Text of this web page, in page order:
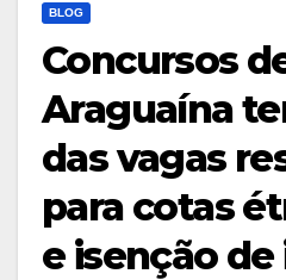
BLOG
Concursos
Araguaína
das vagas
para cotas
e isenção